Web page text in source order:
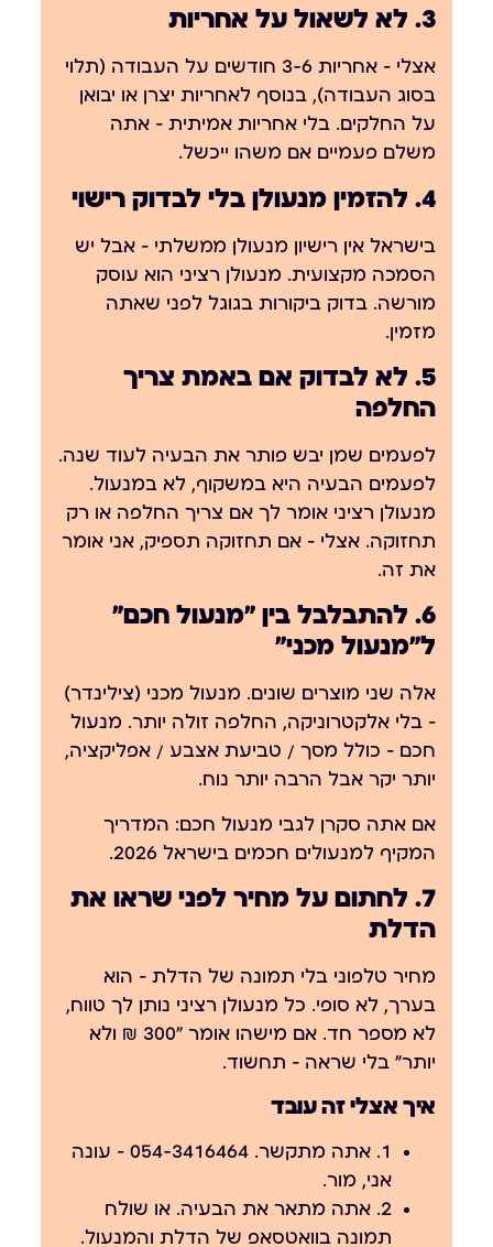
3. לא לשאול על אחריות
אצלי — אחריות 3-6 חודשים על העבודה (תלוי
בסוג העבודה), בנוסף לאחריות יצרן או יבואן
על החלקים. בלי אחריות אמיתית — אתה
משלם פעמיים אם משהו ייכשל.
4. להזמין מנעולן בלי לבדוק רישוי
בישראל אין רישיון מנעולן ממשלתי — אבל יש
הסמכה מקצועית. מנעולן רציני הוא עוסק
מורשה. בדוק ביקורות בגוגל לפני שאתה
מזמין.
5. לא לבדוק אם באמת צריך
החלפה
לפעמים שמן יבש פותר את הבעיה לעוד שנה.
לפעמים הבעיה היא במשקוף, לא במנעול.
מנעולן רציני אומר לך אם צריך החלפה או רק
תחזוקה. אצלי — אם תחזוקה תספיק, אני אומר
את זה.
6. להתבלבל בין "מנעול חכם"
ל"מנעול מכני"
אלה שני מוצרים שונים. מנעול מכני (צילינדר)
— בלי אלקטרוניקה, החלפה זולה יותר. מנעול
חכם — כולל מסך / טביעת אצבע / אפליקציה,
יותר יקר אבל הרבה יותר נוח.
אם אתה סקרן לגבי מנעול חכם: המדריך
המקיף למנעולים חכמים בישראל 2026
.
7. לחתום על מחיר לפני שראו את
הדלת
מחיר טלפוני בלי תמונה של הדלת — הוא
בערך, לא סופי. כל מנעולן רציני נותן לך טווח,
לא מספר חד. אם מישהו אומר "300 ₪ ולא
יותר" בלי שראה — תחשוד.
איך אצלי זה עובד
1. אתה מתקשר.
054-3416464 — עונה
אני, מור.
2. אתה מתאר את הבעיה.
או שולח
תמונה בוואטסאפ של הדלת והמנעול.